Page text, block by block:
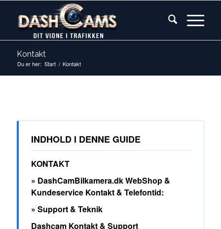
Kontakt
Du er her: Start / Kontakt
INDHOLD I DENNE GUIDE
KONTAKT
» DashCamBilkamera.dk WebShop &
Kundeservice Kontakt & Telefontid:
» Support & Teknik
Dashcam Kontakt & Support